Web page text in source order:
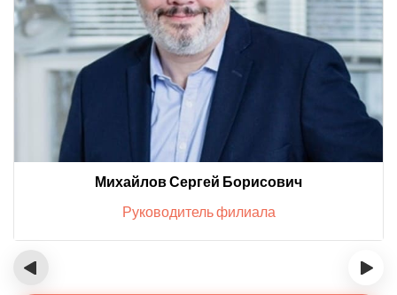
Михайлов Сергей Борисович
Руководитель филиала
‹ ›